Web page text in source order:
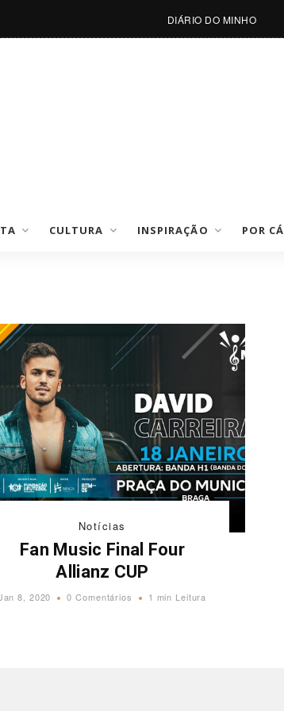
DIÁRIO DO MINHO
CULTURA INSPIRAÇÃO POR CÁ
Notícias
Fan Music Final Four
Allianz CUP
8, 2020 0 Comentários 1 min Leitura